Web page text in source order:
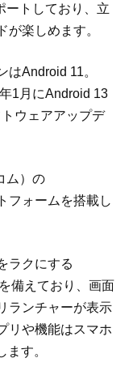
ートしており、立
が楽しめます。
はAndroid 11。
1月にAndroid 13
ウェアアップデ
ム）の
フォームを搭載し
ラクにする
備えており、画面
ランチャーが表示
リや機能はスマホ
す。